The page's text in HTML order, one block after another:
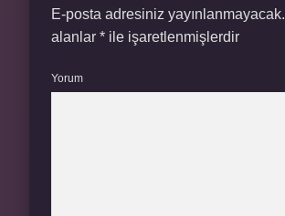
E-posta adresiniz yayınlanmayacak.
alanlar * ile işaretlenmişlerdir
Yorum